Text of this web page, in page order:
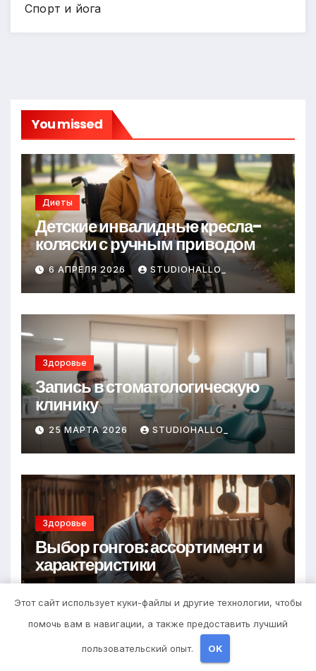
Спорт и йога
You missed
Диеты
Детские инвалидные кресла-
коляски с ручным приводом
6 АПРЕЛЯ 2026 STUDIOHALLO_
Здоровье
Запись в стоматологическую
клинику
25 МАРТА 2026 STUDIOHALLO_
Здоровье
Выбор гонгов: ассортимент и
характеристики
Этот сайт использует куки-файлы и другие технологии, чтобы
помочь вам в навигации, а также предоставить лучший
пользовательский опыт. OK